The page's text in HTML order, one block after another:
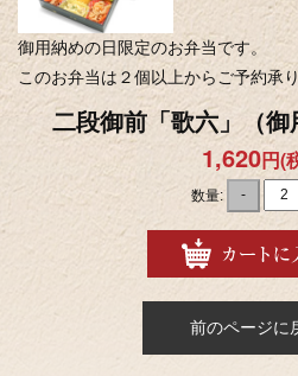
御用納めの日限定のお弁当です。
このお弁当は２個以上からご予約承り
二段御前「歌六」（御
1,620円(
数量: -
前のページに